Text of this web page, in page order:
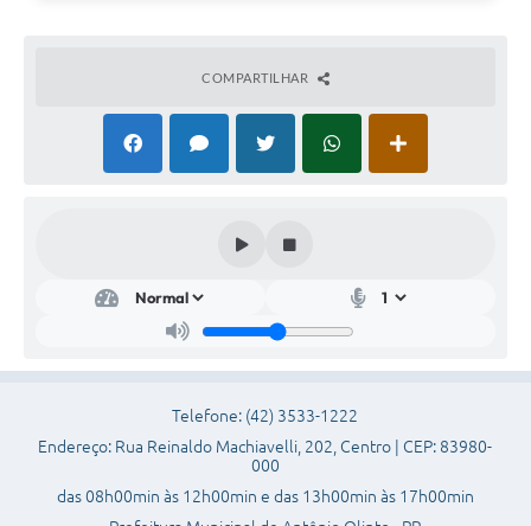
Galeria de Vídeos
Planejamento Editorial Prefeitura municipal
Telefones Úteis
COMPARTILHAR
Telefone: (42) 3533-1222
Endereço: Rua Reinaldo Machiavelli, 202, Centro | CEP: 83980-
000
das 08h00min às 12h00min e das 13h00min às 17h00min